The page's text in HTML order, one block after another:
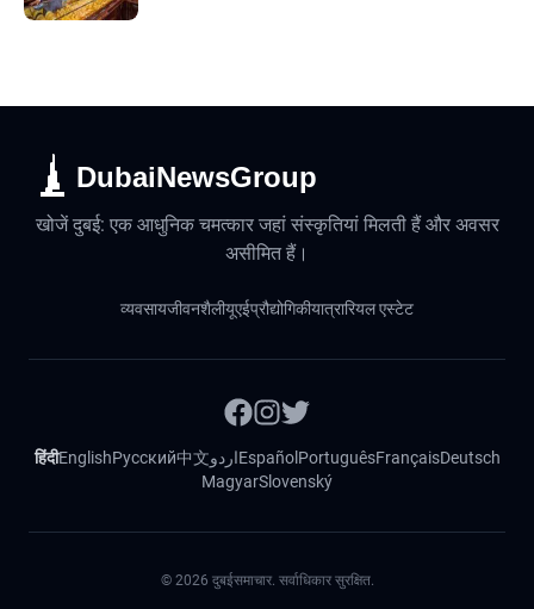
DubaiNewsGroup
खोजें दुबई: एक आधुनिक चमत्कार जहां संस्कृतियां मिलती हैं और अवसर
असीमित हैं।
व्यवसायजीवनशैलीयूएईप्रौद्योगिकीयात्रारियल एस्टेट
हिंदीEnglishРусский中文اردوEspañol PortuguêsFrançaisDeutsch
MagyarSlovenský
© 2026 दुबईसमाचार. सर्वाधिकार सुरक्षित.